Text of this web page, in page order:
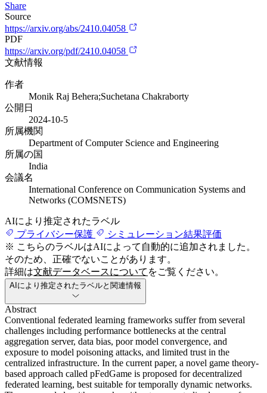
Share
Source
https://arxiv.org/abs/2410.04058
PDF
https://arxiv.org/pdf/2410.04058
文献情報
作者
Monik Raj Behera;Suchetana Chakraborty
公開日
2024-10-5
所属機関
Department of Computer Science and Engineering
所属の国
India
会議名
International Conference on Communication Systems and
Networks (COMSNETS)
AIにより推定されたラベル
プライバシー保護
シミュレーション結果評価
※ こちらのラベルはAIによって自動的に追加されました。
そのため、正確でないことがあります。
詳細は文献データベースについて をご覧ください。
AIにより推定されたラベルと関連情報
Abstract
Conventional federated learning frameworks suffer from several
challenges including performance bottlenecks at the central
aggregation server, data bias, poor model convergence, and
exposure to model poisoning attacks, and limited trust in the
centralized infrastructure. In the current paper, a novel game theory-
based approach called pFedGame is proposed for decentralized
federated learning, best suitable for temporally dynamic networks.